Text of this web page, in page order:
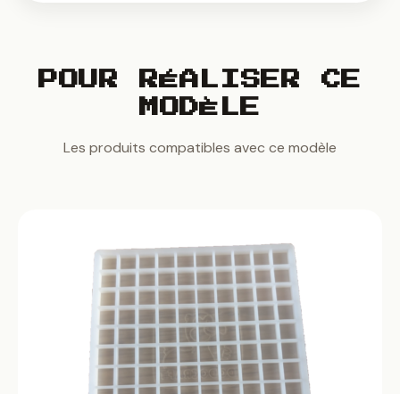
POUR RÉALISER CE
MODÈLE
Les produits compatibles avec ce modèle